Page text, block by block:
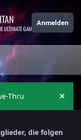
ULTIMATE GAMING THEME
Anmelden
Thru
die folgen